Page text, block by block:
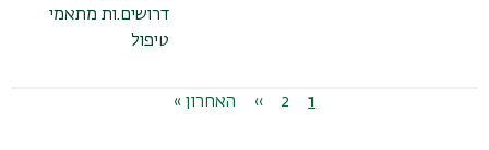
דרושים.ות מתאמי
טיפול
דף
1 דף
2
הדף
››
הדף
האחרון »